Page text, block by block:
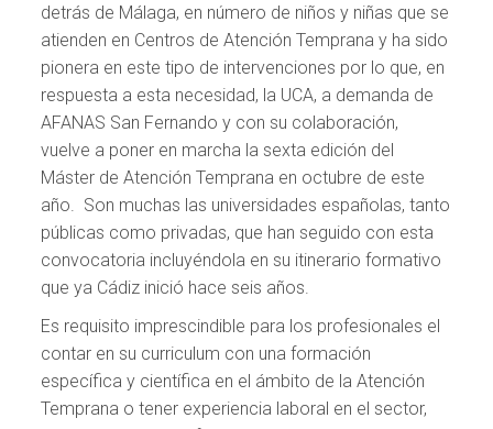
detrás de Málaga, en número de niños y niñas que se
atienden en Centros de Atención Temprana y ha sido
pionera en este tipo de intervenciones por lo que, en
respuesta a esta necesidad, la UCA, a demanda de
AFANAS San Fernando y con su colaboración,
vuelve a poner en marcha la sexta edición del
Máster de Atención Temprana en octubre de este
año. Son muchas las universidades españolas, tanto
públicas como privadas, que han seguido con esta
convocatoria incluyéndola en su itinerario formativo
que ya Cádiz inició hace seis años.
Es requisito imprescindible para los profesionales el
contar en su curriculum con una formación
específica y científica en el ámbito de la Atención
Temprana o tener experiencia laboral en el sector,